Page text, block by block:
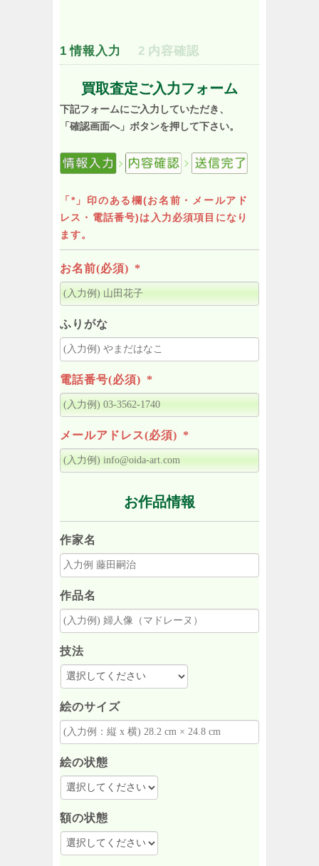
1 情報入力 2 内容確認
買取査定ご入力フォーム
下記フォームにご入力していただき、
「確認画面へ」ボタンを押して下さい。
「*」印のある欄(お名前・メールアド
レス・電話番号)は入力必須項目になり
ます。
お名前(必須) *
ふりがな
電話番号(必須) *
メールアドレス(必須) *
お作品情報
作家名
作品名
技法
絵のサイズ
絵の状態
額の状態